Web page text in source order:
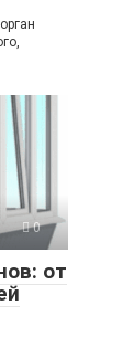
0
от